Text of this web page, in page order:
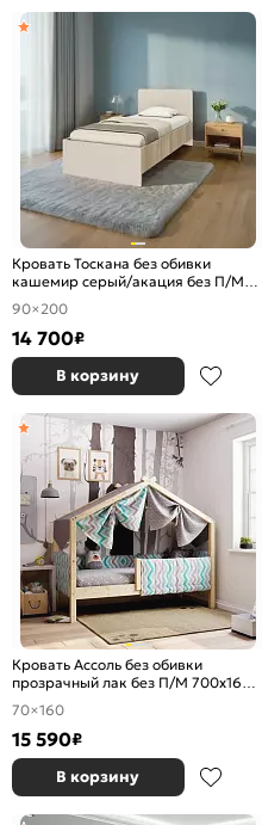
Кровать Тоскана без обивки
кашемир серый/акация без П/М
900x2000, изголовье жесткое
90×200
14 700₽
В корзину
Кровать Ассоль без обивки
прозрачный лак без П/М 700x1600,
ортопедическое основание,
изголовье жесткое
70×160
15 590₽
В корзину